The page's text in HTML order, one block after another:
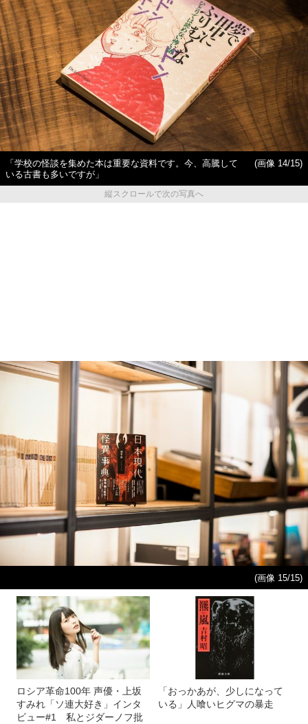
「学校の怪談を集めた本は重要な資料です。今、高騰して
いる古書も多いですが」
(画像 14/15)
縦スクロールで次の写真へ
(画像 15/15)
ロシア革命100年 声優・上坂
すみれ「ソ連大好き」インタ
ビュー#1 私とジダーノフ批
「おっかあが、少しになって
いる」人喰いヒグマの暴走